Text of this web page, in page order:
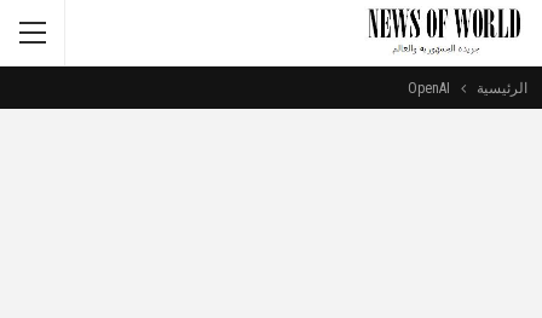
الرئيسية OpenAI